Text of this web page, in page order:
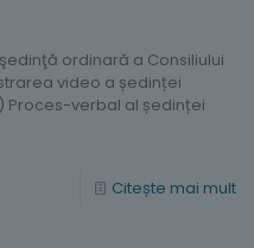
ordinară a Consiliului
video a ședinței
Proces-verbal al ședinței
Citește mai mult